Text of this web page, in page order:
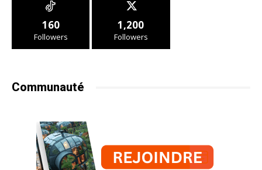
160
Followers
1,200
Followers
Communauté